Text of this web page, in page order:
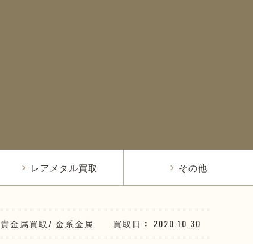
レアメタル買取 その他
貴金属買取/ 金系金属 買取日 2020.10.30